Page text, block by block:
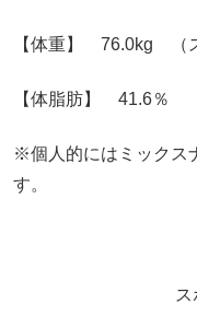
【体重】 76.0kg （
【体脂肪】 41.6％
※個人的にはミックス
す。